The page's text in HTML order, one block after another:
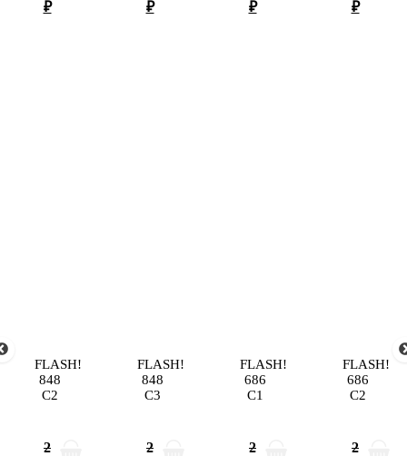
₽
₽
₽
₽
FLASH!
848
C2
2
FLASH!
848
C3
2
FLASH!
686
C1
2
FLASH!
686
C2
2